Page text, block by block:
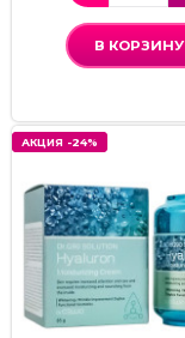
В КОРЗИНУ
АКЦИЯ -24%
АКЦИЯ -24%